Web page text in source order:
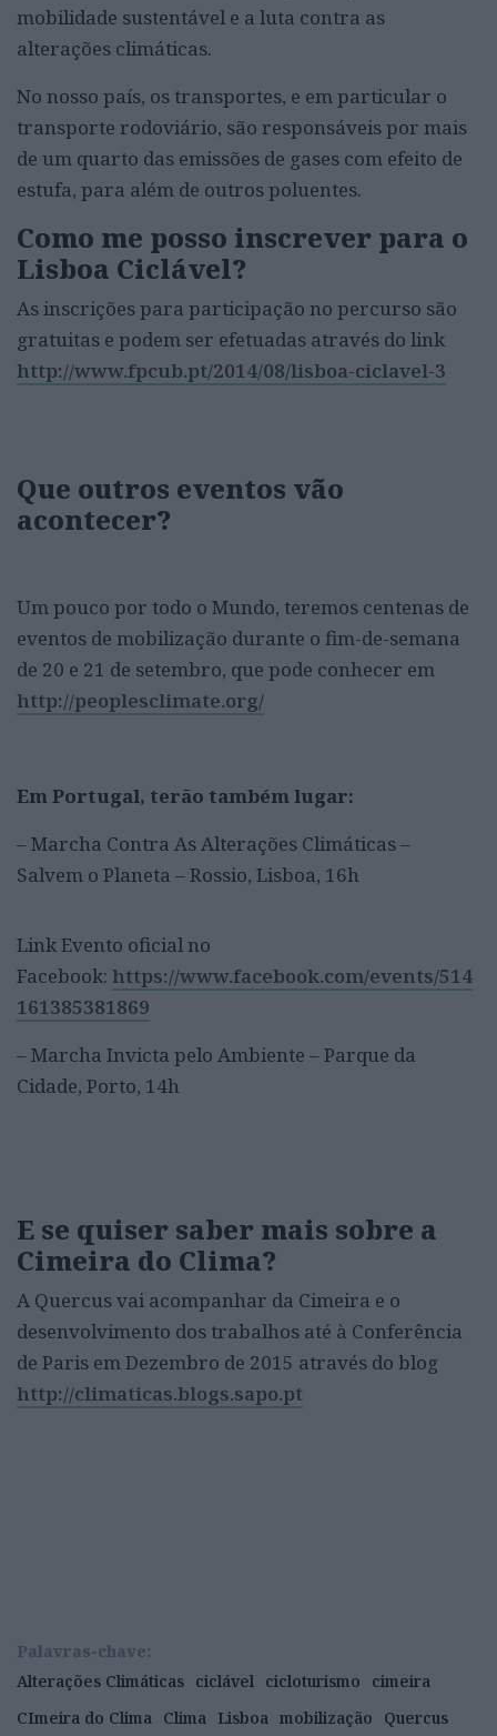
mobilidade sustentável e a luta contra as
alterações climáticas.
No nosso país, os transportes, e em particular o
transporte rodoviário, são responsáveis por mais
de um quarto das emissões de gases com efeito de
estufa, para além de outros poluentes.
Como me posso inscrever para o
Lisboa Ciclável?
As inscrições para participação no percurso são
gratuitas e podem ser efetuadas através do link
http://www.fpcub.pt/2014/08/lisboa-ciclavel-3
Que outros eventos vão
acontecer?
Um pouco por todo o Mundo, teremos centenas de
eventos de mobilização durante o fim-de-semana
de 20 e 21 de setembro, que pode conhecer em
http://peoplesclimate.org/
Em Portugal, terão também lugar:
– Marcha Contra As Alterações Climáticas –
Salvem o Planeta – Rossio, Lisboa, 16h
Link Evento oficial no
Facebook: https://www.facebook.com/events/514
161385381869
– Marcha Invicta pelo Ambiente – Parque da
Cidade, Porto, 14h
E se quiser saber mais sobre a
Cimeira do Clima?
A Quercus vai acompanhar da Cimeira e o
desenvolvimento dos trabalhos até à Conferência
de Paris em Dezembro de 2015 através do blog
http://climaticas.blogs.sapo.pt
Palavras-chave:
Alterações Climáticas ciclável cicloturismo
cimeira
CImeira do Clima Clima Lisboa mobilização Quercus